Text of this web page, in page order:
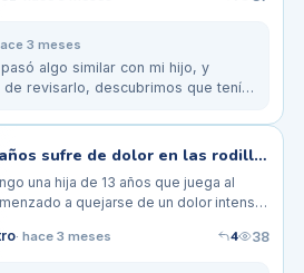
3 meses
algo similar con mi hijo, y
de revisarlo, descubrimos que tenía
específicas para su…
Mi hija de 13 años sufre de dolor en las rodillas tras jugar voleibol, ¿puede ser por el calzado?
una hija de 13 años que juega al
a quejarse de un dolor intenso
después de los partidos.
· hace 3 meses 4 38